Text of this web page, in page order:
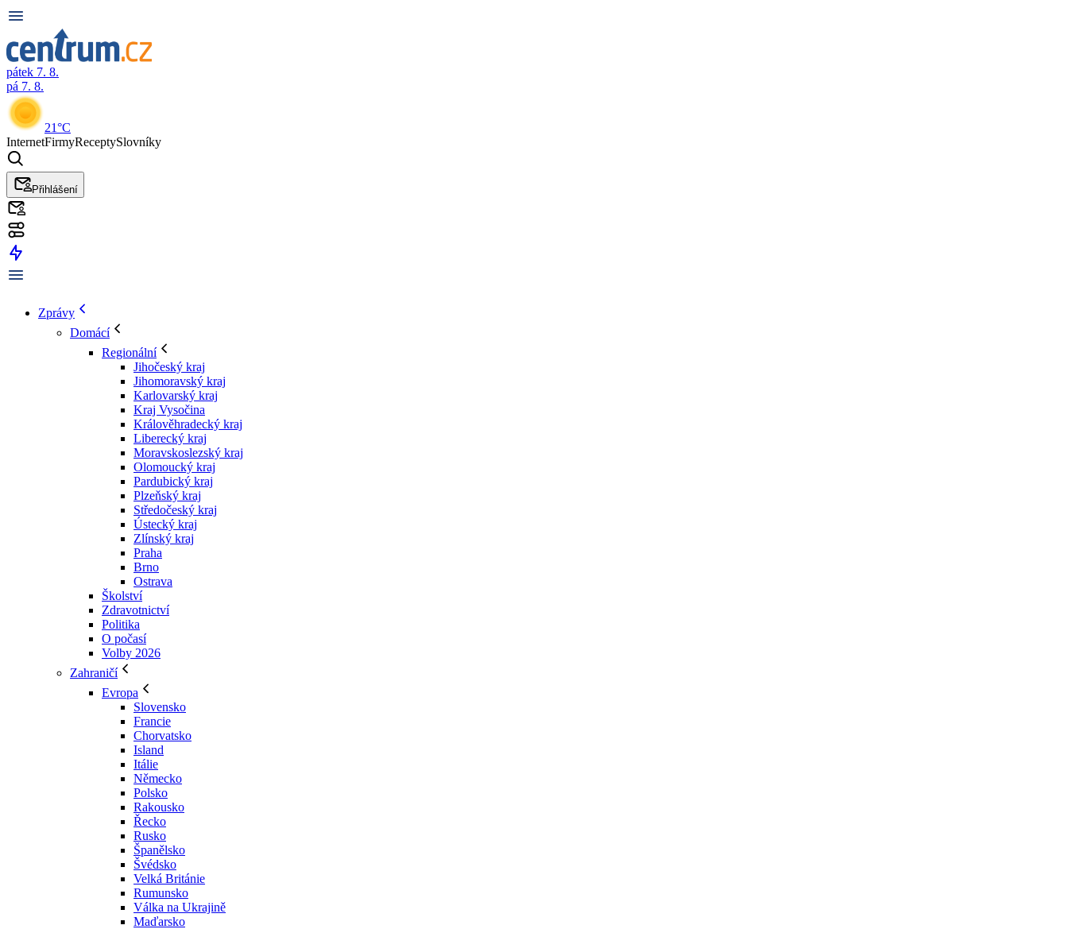
pátek 7. 8.
pá 7. 8.
21°C
InternetFirmyReceptySlovníky
Přihlášení
Zprávy
Domácí
Regionální
Jihočeský kraj
Jihomoravský kraj
Karlovarský kraj
Kraj Vysočina
Králověhradecký kraj
Liberecký kraj
Moravskoslezský kraj
Olomoucký kraj
Pardubický kraj
Plzeňský kraj
Středočeský kraj
Ústecký kraj
Zlínský kraj
Praha
Brno
Ostrava
Školství
Zdravotnictví
Politika
O počasí
Volby 2026
Zahraničí
Evropa
Slovensko
Francie
Chorvatsko
Island
Itálie
Německo
Polsko
Rakousko
Řecko
Rusko
Španělsko
Švédsko
Velká Británie
Rumunsko
Válka na Ukrajině
Maďarsko